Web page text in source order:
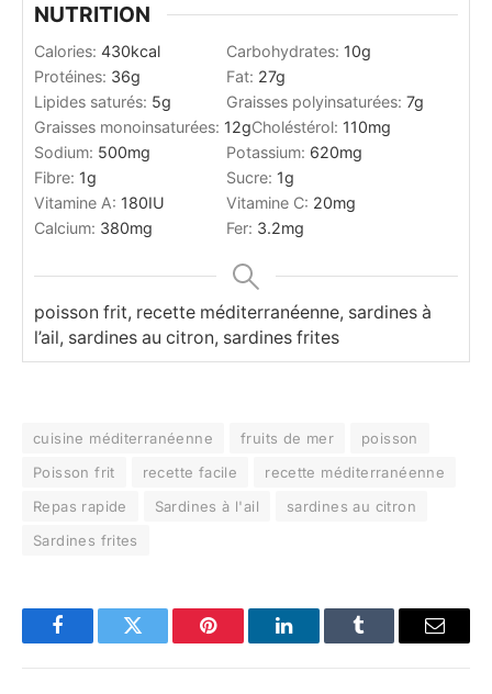
NUTRITION
Calories: 430kcal Carbohydrates: 10g
Protéines: 36g Fat: 27g
Lipides saturés: 5g Graisses polyinsaturées: 7g
Graisses monoinsaturées: 12gCholéstérol: 110mg
Sodium: 500mg Potassium: 620mg
Fibre: 1g Sucre: 1g
Vitamine A: 180IU Vitamine C: 20mg
Calcium: 380mg Fer: 3.2mg
poisson frit, recette méditerranéenne, sardines à
l’ail, sardines au citron, sardines frites
cuisine méditerranéenne fruits de mer
poisson
Poisson frit
recette facile
recette méditerranéenne
Repas rapide
Sardines à l'ail
sardines au citron
Sardines frites
FacebookTwitter Pinterest LinkedInTumblr Email